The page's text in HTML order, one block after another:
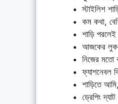
স্টাইলিশ
কম কথা,
শাড়ি পরলেই
আজকের
নিজের মতো
ফ্যাশনেবল
শাড়িতে
ড্রেপিং